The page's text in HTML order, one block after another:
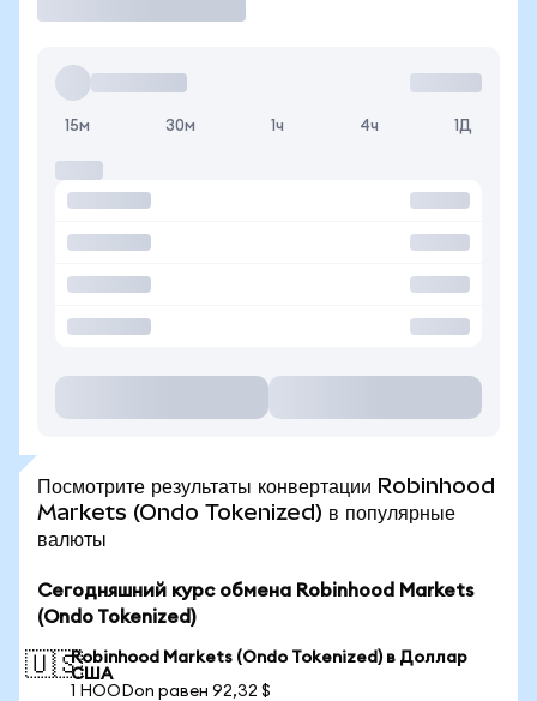
15м 30м 1ч 4ч 1Д
Посмотрите результаты конвертации Robinhood
Markets (Ondo Tokenized) в популярные
валюты
Сегодняшний курс обмена Robinhood Markets
(Ondo Tokenized)
🇺🇸Robinhood Markets (Ondo Tokenized) в Доллар
США
1 HOODon равен 92,32 $